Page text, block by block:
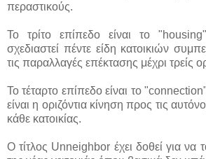
περαστικούς.
Το τρίτο επίπεδο είναι το
σχεδιαστεί πέντε είδη κατοικιών
τις παραλλαγές επέκτασης μέχρι τρείς
Το τέταρτο επίπεδο είναι το
είναι η οριζόντια κίνηση προς τις
κάθε κατοικίας.
O τίτλος Unneighbor έχει δοθεί για να